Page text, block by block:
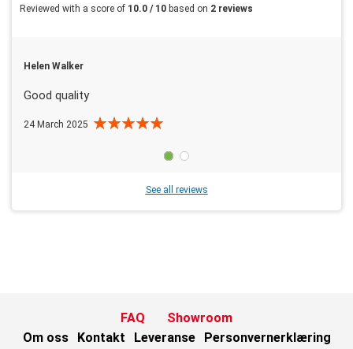
Reviewed with a score of 10.0 / 10 based on 2 reviews
Helen Walker
Good quality
24 March 2025
See all reviews
FAQ
Showroom
Om oss
Kontakt Leveranse Personvernerklæring